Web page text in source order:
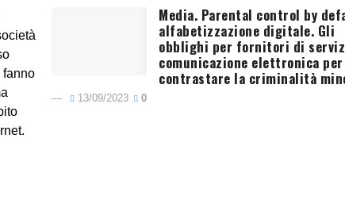
fanno
Media. Parental control by
alfabetizzazione digitale. Gli
obblighi per fornitori di
comunicazione elettronica per
contrastare la criminalità
13/09/2023 0